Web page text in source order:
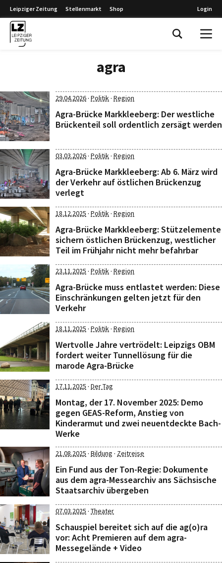
Leipziger Zeitung Stellenmarkt Shop Login
agra
29.04.2026· Politik· Region
Agra-Brücke Markkleeberg: Der westliche
Brückenteil soll ordentlich zersägt werden
03.03.2026· Politik· Region
Agra-Brücke Markkleeberg: Ab 6. März wird
der Verkehr auf östlichen Brückenzug
verlegt
18.12.2025 · Politik· Region
Agra-Brücke Markkleeberg: Stützelemente
sichern östlichen Brückenzug, westlicher
Teil im Frühjahr nicht mehr befahrbar
23.11.2025 · Politik· Region
Agra-Brücke muss entlastet werden: Diese
Einschränkungen gelten jetzt für den
Verkehr
18.11.2025 · Politik· Region
Wertvolle Jahre vertrödelt: Leipzigs OBM
fordert weiter Tunnellösung für die
marode Agra-Brücke
17.11.2025 · Der Tag
Montag, der 17. November 2025: Demo
gegen GEAS-Reform, Anstieg von
Kinderarmut und zwei neuentdeckte Bach-
Werke
21.08.2025 · Bildung · Zeitreise
Ein Fund aus der Ton-Regie: Dokumente
aus dem agra-Messearchiv ans Sächsische
Staatsarchiv übergeben
07.03.2025 · Theater
Schauspiel bereitet sich auf die ag(o)ra
vor: Acht Premieren auf dem agra-
Messegelände + Video